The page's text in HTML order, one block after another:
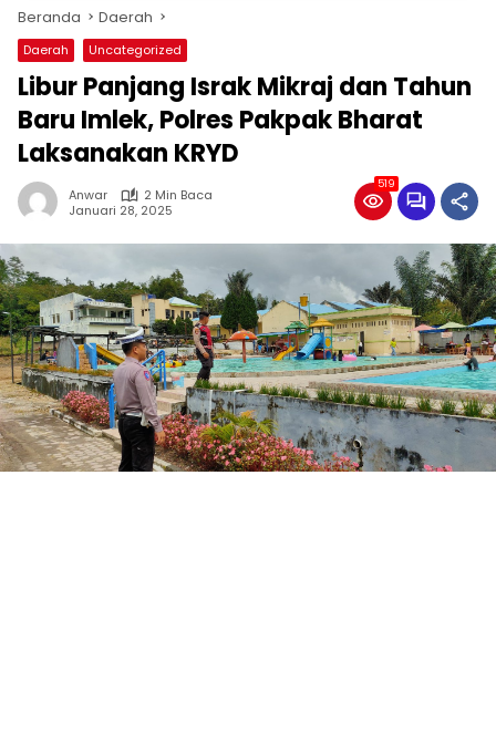
Beranda Daerah
Daerah Uncategorized
Libur Panjang Israk Mikraj dan Tahun
Baru Imlek, Polres Pakpak Bharat
Laksanakan KRYD
Anwar
2 Min Baca
Januari 28, 2025
519